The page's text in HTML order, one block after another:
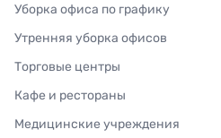
Уборка офиса по графику
Утренняя уборка офисов
Торговые центры
Кафе и рестораны
Медицинские учреждения